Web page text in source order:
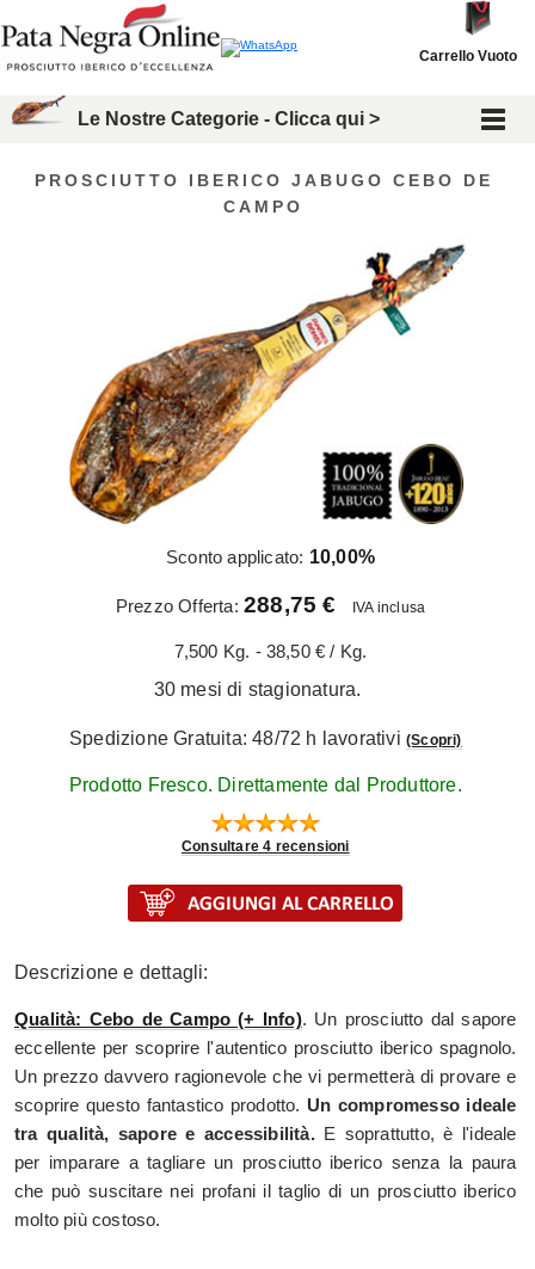
Carrello Vuoto
Le Nostre Categorie - Clicca qui >
PROSCIUTTO IBERICO JABUGO CEBO DE
CAMPO
Sconto applicato: 10,00%
Prezzo Offerta:288,75 € IVA inclusa
7,500 Kg. - 38,50 € / Kg.
30 mesi di stagionatura.
Spedizione Gratuita: 48/72 h lavorativi (Scopri)
Prodotto Fresco. Direttamente dal Produttore.
Consultare 4 recensioni
Descrizione e dettagli:
Qualità: Cebo de Campo (+ Info). Un prosciutto dal sapore
eccellente per scoprire l'autentico prosciutto iberico spagnolo.
Un prezzo davvero ragionevole che vi permetterà di provare e
scoprire questo fantastico prodotto. Un compromesso ideale
tra qualità, sapore e accessibilità.E soprattutto, è l'ideale
per imparare a tagliare un prosciutto iberico senza la paura
che può suscitare nei profani il taglio di un prosciutto iberico
molto più costoso.